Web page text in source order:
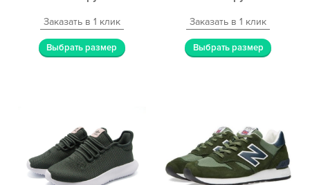
Заказать в 1 клик
Выбрать размер
Заказать в 1 клик
Выбрать размер